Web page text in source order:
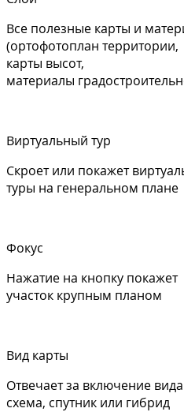
Все полезные карты и
(ортофотоплан территории,
карты высот,
материалы
Виртуальный тур
Скроет или покажет
туры на генеральном плане
Фокус
Нажатие на кнопку покажет
участок крупным планом
Вид карты
Отвечает за включение
схема, спутник или гибрид